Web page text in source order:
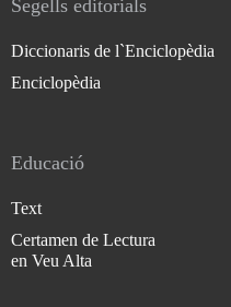
Segells editorials
Diccionaris de l`Enciclopèdia
Enciclopèdia
Educació
Text
Certamen de Lectura
en Veu Alta